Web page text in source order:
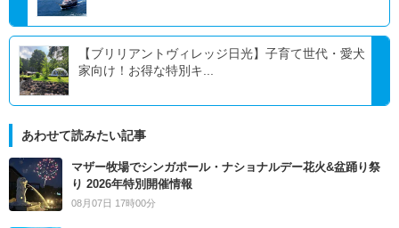
【ブリリアントヴィレッジ日光】子育て世代・愛犬
家向け！お得な特別キ...
あわせて読みたい記事
マザー牧場でシンガポール・ナショナルデー花火&盆踊り祭
り 2026年特別開催情報
08月07日 17時00分